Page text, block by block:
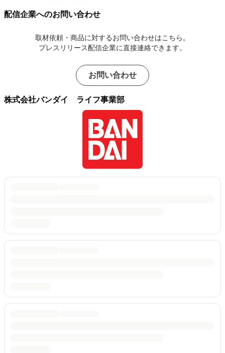
配信企業へのお問い合わせ
取材依頼・商品に対するお問い合わせはこちら。
プレスリリース配信企業に直接連絡できます。
お問い合わせ
株式会社バンダイ ライフ事業部